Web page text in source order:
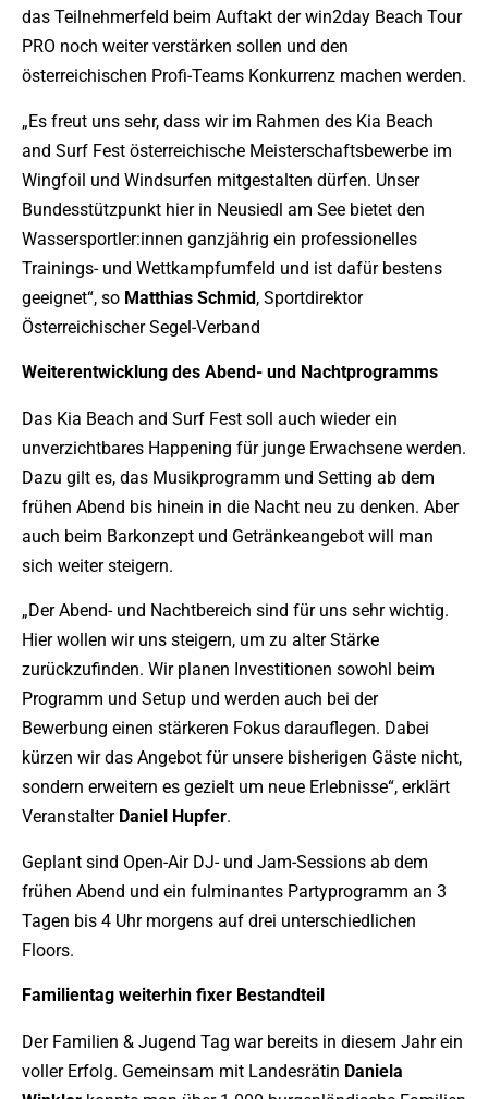
das Teilnehmerfeld beim Auftakt der win2day Beach Tour
PRO noch weiter verstärken sollen und den
österreichischen Profi-Teams Konkurrenz machen werden.
„Es freut uns sehr, dass wir im Rahmen des Kia Beach
and Surf Fest österreichische Meisterschaftsbewerbe im
Wingfoil und Windsurfen mitgestalten dürfen. Unser
Bundesstützpunkt hier in Neusiedl am See bietet den
Wassersportler:innen ganzjährig ein professionelles
Trainings- und Wettkampfumfeld und ist dafür bestens
geeignet“, so Matthias Schmid, Sportdirektor
Österreichischer Segel-Verband
Weiterentwicklung des Abend- und Nachtprogramms
Das Kia Beach and Surf Fest soll auch wieder ein
unverzichtbares Happening für junge Erwachsene werden.
Dazu gilt es, das Musikprogramm und Setting ab dem
frühen Abend bis hinein in die Nacht neu zu denken. Aber
auch beim Barkonzept und Getränkeangebot will man
sich weiter steigern.
„Der Abend- und Nachtbereich sind für uns sehr wichtig.
Hier wollen wir uns steigern, um zu alter Stärke
zurückzufinden. Wir planen Investitionen sowohl beim
Programm und Setup und werden auch bei der
Bewerbung einen stärkeren Fokus darauflegen. Dabei
kürzen wir das Angebot für unsere bisherigen Gäste nicht,
sondern erweitern es gezielt um neue Erlebnisse“, erklärt
Veranstalter Daniel Hupfer.
Geplant sind Open-Air DJ- und Jam-Sessions ab dem
frühen Abend und ein fulminantes Partyprogramm an 3
Tagen bis 4 Uhr morgens auf drei unterschiedlichen
Floors.
Familientag weiterhin fixer Bestandteil
Der Familien & Jugend Tag war bereits in diesem Jahr ein
voller Erfolg. Gemeinsam mit Landesrätin Daniela